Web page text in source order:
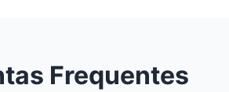
Frequentes